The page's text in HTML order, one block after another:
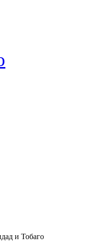
и Тобаго